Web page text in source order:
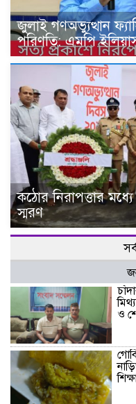
জুলাই গণঅভ্যুত্থান
পরিণতি: এমপি
কঠোর নিরাপত্তার
স্মরণ
ও